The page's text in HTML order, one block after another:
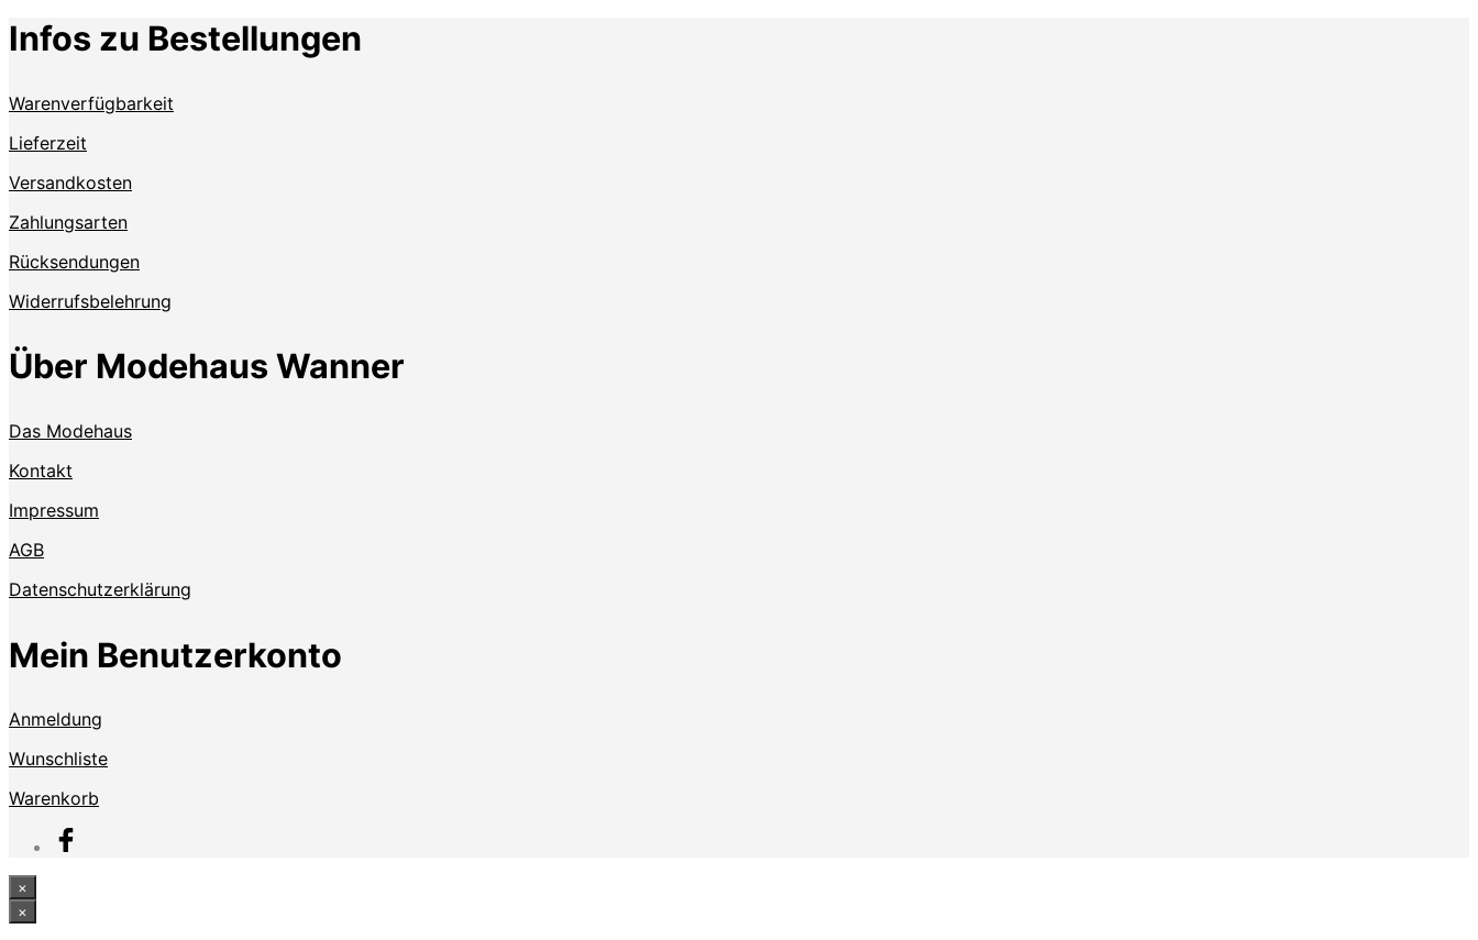
Infos zu Bestellungen
Warenverfügbarkeit
Lieferzeit
Versandkosten
Zahlungsarten
Rücksendungen
Widerrufsbelehrung
Über Modehaus Wanner
Das Modehaus
Kontakt
Impressum
AGB
Datenschutzerklärung
Mein Benutzerkonto
Anmeldung
Wunschliste
Warenkorb
×
×